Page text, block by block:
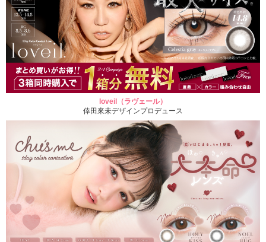
loveil（ラヴェール）
倖田來未デザインプロデュース